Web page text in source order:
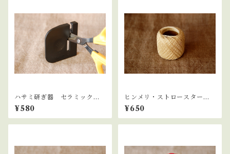
ハサミ研ぎ器 セラミックシ
ャープナー
¥580
ヒンメリ・ストロースター／
本体部分の糸 ベージュ
¥650